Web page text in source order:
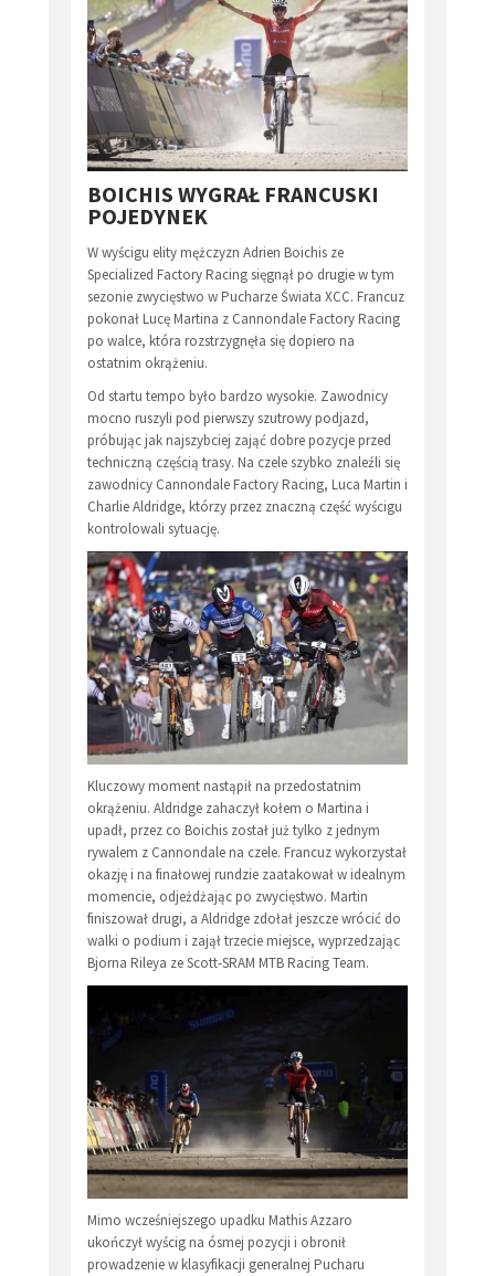
BOICHIS WYGRAŁ FRANCUSKI
POJEDYNEK
W wyścigu elity mężczyzn Adrien Boichis ze
Specialized Factory Racing sięgnął po drugie w tym
sezonie zwycięstwo w Pucharze Świata XCC. Francuz
pokonał Lucę Martina z Cannondale Factory Racing
po walce, która rozstrzygnęła się dopiero na
ostatnim okrążeniu.
Od startu tempo było bardzo wysokie. Zawodnicy
mocno ruszyli pod pierwszy szutrowy podjazd,
próbując jak najszybciej zająć dobre pozycje przed
techniczną częścią trasy. Na czele szybko znaleźli się
zawodnicy Cannondale Factory Racing, Luca Martin i
Charlie Aldridge, którzy przez znaczną część wyścigu
kontrolowali sytuację.
Kluczowy moment nastąpił na przedostatnim
okrążeniu. Aldridge zahaczył kołem o Martina i
upadł, przez co Boichis został już tylko z jednym
rywalem z Cannondale na czele. Francuz wykorzystał
okazję i na finałowej rundzie zaatakował w idealnym
momencie, odjeżdżając po zwycięstwo. Martin
finiszował drugi, a Aldridge zdołał jeszcze wrócić do
walki o podium i zajął trzecie miejsce, wyprzedzając
Bjorna Rileya ze Scott-SRAM MTB Racing Team.
Mimo wcześniejszego upadku Mathis Azzaro
ukończył wyścig na ósmej pozycji i obronił
prowadzenie w klasyfikacji generalnej Pucharu